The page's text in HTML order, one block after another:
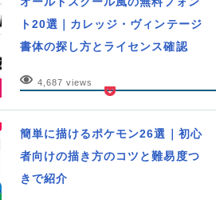
ト20選｜カレッジ・ヴィンテージ
書体の探し方とライセンス確認
4,687 views
簡単に描けるポケモン26選｜初心
者向けの描き方のコツと難易度つ
きで紹介